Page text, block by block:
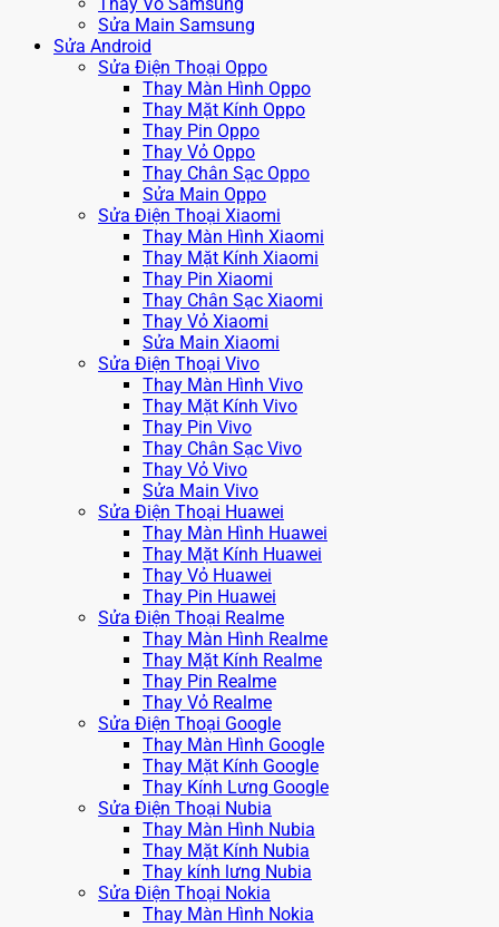
Thay Vỏ Samsung
Sửa Main Samsung
Sửa Android
Sửa Điện Thoại Oppo
Thay Màn Hình Oppo
Thay Mặt Kính Oppo
Thay Pin Oppo
Thay Vỏ Oppo
Thay Chân Sạc Oppo
Sửa Main Oppo
Sửa Điện Thoại Xiaomi
Thay Màn Hình Xiaomi
Thay Mặt Kính Xiaomi
Thay Pin Xiaomi
Thay Chân Sạc Xiaomi
Thay Vỏ Xiaomi
Sửa Main Xiaomi
Sửa Điện Thoại Vivo
Thay Màn Hình Vivo
Thay Mặt Kính Vivo
Thay Pin Vivo
Thay Chân Sạc Vivo
Thay Vỏ Vivo
Sửa Main Vivo
Sửa Điện Thoại Huawei
Thay Màn Hình Huawei
Thay Mặt Kính Huawei
Thay Vỏ Huawei
Thay Pin Huawei
Sửa Điện Thoại Realme
Thay Màn Hình Realme
Thay Mặt Kính Realme
Thay Pin Realme
Thay Vỏ Realme
Sửa Điện Thoại Google
Thay Màn Hình Google
Thay Mặt Kính Google
Thay Kính Lưng Google
Sửa Điện Thoại Nubia
Thay Màn Hình Nubia
Thay Mặt Kính Nubia
Thay kính lưng Nubia
Sửa Điện Thoại Nokia
Thay Màn Hình Nokia